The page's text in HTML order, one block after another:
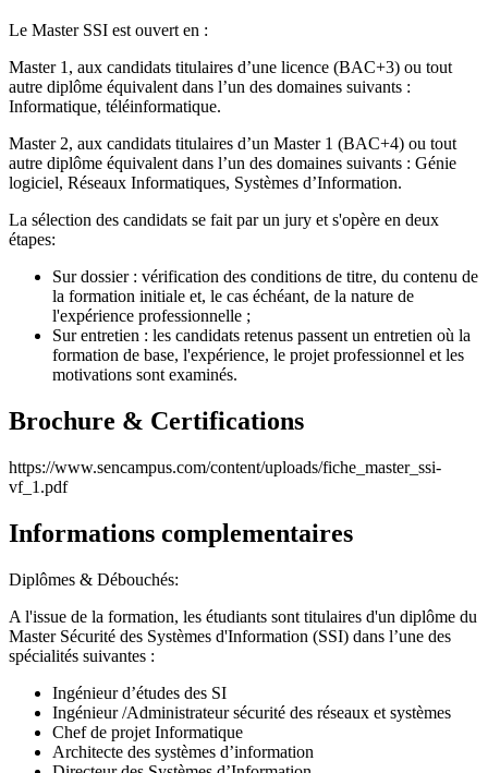
Le Master SSI est ouvert en :
Master 1, aux candidats titulaires d’une licence (BAC+3) ou tout
autre diplôme équivalent dans l’un des domaines suivants :
Informatique, téléinformatique.
Master 2, aux candidats titulaires d’un Master 1 (BAC+4) ou tout
autre diplôme équivalent dans l’un des domaines suivants : Génie
logiciel, Réseaux Informatiques, Systèmes d’Information.
La sélection des candidats se fait par un jury et s'opère en deux
étapes:
Sur dossier : vérification des conditions de titre, du contenu de
la formation initiale et, le cas échéant, de la nature de
l'expérience professionnelle ;
Sur entretien : les candidats retenus passent un entretien où la
formation de base, l'expérience, le projet professionnel et les
motivations sont examinés.
Brochure & Certifications
https://www.sencampus.com/content/uploads/fiche_master_ssi-
vf_1.pdf
Informations complementaires
Diplômes & Débouchés:
A l'issue de la formation, les étudiants sont titulaires d'un diplôme du
Master Sécurité des Systèmes d'Information (SSI) dans l’une des
spécialités suivantes :
Ingénieur d’études des SI
Ingénieur /Administrateur sécurité des réseaux et systèmes
Chef de projet Informatique
Architecte des systèmes d’information